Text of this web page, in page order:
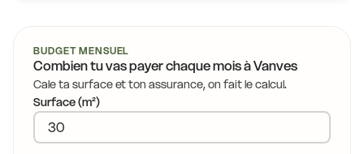
BUDGET MENSUEL
Combien tu vas payer chaque mois àVanves
Cale ta surface et ton assurance, on fait le calcul.
Surface (m²)